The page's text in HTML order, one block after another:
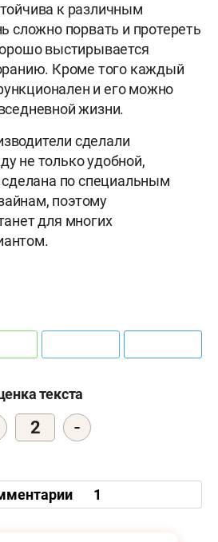
к различным
сложно порвать и протереть
выстирывается
Кроме того каждый
и его можно
жизни.
сделали
не только удобной,
по специальным
поэтому
для многих
текста
2 -
1